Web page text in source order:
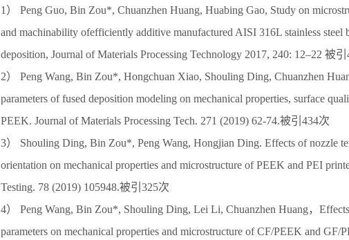
1） Peng Guo, Bin Zou*, Chuanzhen Huang, Huabing Gao, Study on
and machinability ofefficiently additive manufactured AISI 316L stainless steel
deposition, Journal of Materials Processing Technology 2017, 240: 12–22 被
2） Peng Wang, Bin Zou*, Hongchuan Xiao, Shouling Ding, Chuanzhen
parameters of fused deposition modeling on mechanical properties, surface
PEEK. Journal of Materials Processing Tech. 271 (2019) 62-74.被引434次
3） Shouling Ding, Bin Zou*, Peng Wang, Hongjian Ding. Effects of nozzle
orientation on mechanical properties and microstructure of PEEK and PEI
Testing. 78 (2019) 105948.被引325次
4） Peng Wang, Bin Zou*, Shouling Ding, Lei Li, Chuanzhen Huang，
parameters on mechanical properties and microstructure of CF/PEEK and GF/